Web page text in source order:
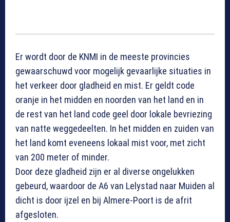
Er wordt door de KNMI in de meeste provincies
gewaarschuwd voor mogelijk gevaarlijke situaties in
het verkeer door gladheid en mist. Er geldt code
oranje in het midden en noorden van het land en in
de rest van het land code geel door lokale bevriezing
van natte weggedeelten. In het midden en zuiden van
het land komt eveneens lokaal mist voor, met zicht
van 200 meter of minder.
Door deze gladheid zijn er al diverse ongelukken
gebeurd, waardoor de A6 van Lelystad naar Muiden al
dicht is door ijzel en bij Almere-Poort is de afrit
afgesloten.